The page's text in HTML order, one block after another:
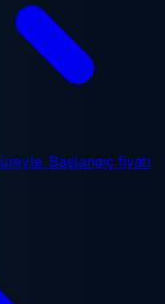
Başlangıç fiyatı